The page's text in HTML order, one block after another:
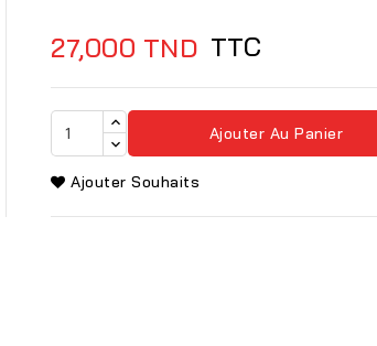
27,000 TND TTC
Ajouter Au Panier
Ajouter Souhaits